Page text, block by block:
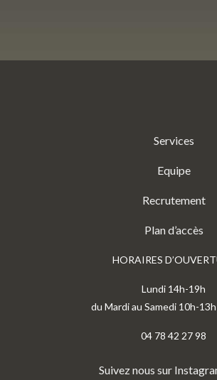
Services
Equipe
Recrutement
Plan d’accès
HORAIRES
Lundi 14h-19h
du Mardi au Samedi 10h-
04 78 42 27 98
Suivez nous sur